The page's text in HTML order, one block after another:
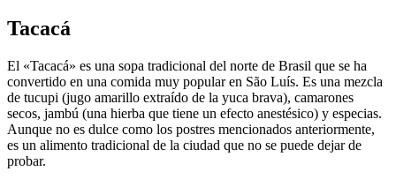
Tacacá
El «Tacacá» es una sopa tradicional del norte de Brasil que se ha
convertido en una comida muy popular en São Luís. Es una mezcla
de tucupi (jugo amarillo extraído de la yuca brava), camarones
secos, jambú (una hierba que tiene un efecto anestésico) y especias.
Aunque no es dulce como los postres mencionados anteriormente,
es un alimento tradicional de la ciudad que no se puede dejar de
probar.